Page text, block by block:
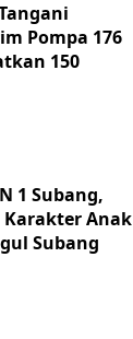
Pompa 176
150
1 Subang,
Anak
Subang